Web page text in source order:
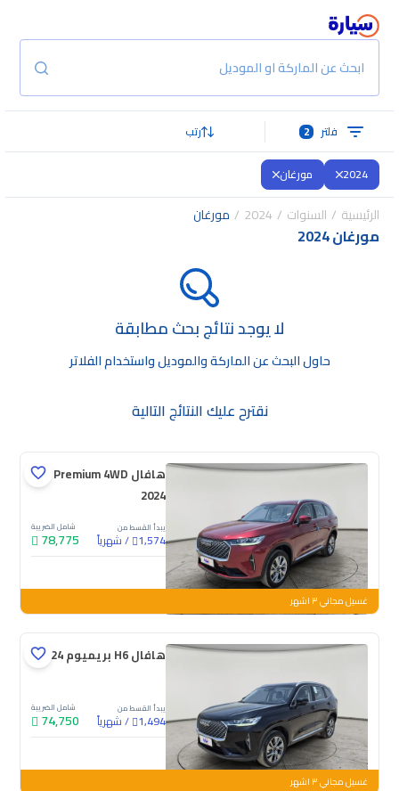
ابحث عن الماركة او الموديل
فلتر 2 رتب
2024 مورغان
الرئيسية السنوات 2024 مورغان
مورغان 2024
لا يوجد نتائج بحث مطابقة
حاول البحث عن الماركة والموديل واستخدام الفلاتر
نقترح عليك النتائج التالية
هافال H6 Premium 4WD
2024
يبدأ القسط من
1,574
/شهرياً
شامل الضريبة
78,775
جديدة
غسيل مجاني ٣ اشهر
هافال H6 بريميوم 2024
يبدأ القسط من
1,494
/شهرياً
شامل الضريبة
74,750
جديدة
غسيل مجاني ٣ اشهر